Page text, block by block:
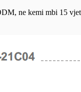
ne kemi mbi 15